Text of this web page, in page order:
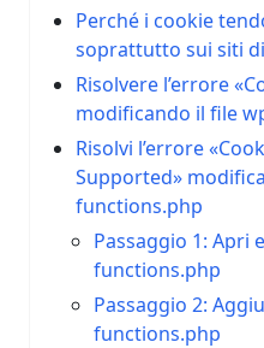
Perché i cookie
soprattutto sui siti
Risolvere l’errore
modificando il file
Risolvi l’errore
Supported»
functions.php
Passaggio 1: Apri
functions.php
Passaggio 2:
functions.php